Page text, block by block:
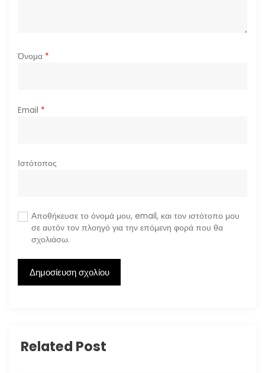
Όνομα *
Email *
Ιστότοπος
Αποθήκευσε το όνομά μου, email, και τον ιστότοπο μου
σε αυτόν τον πλοηγό για την επόμενη φορά που θα
σχολιάσω.
Related Post